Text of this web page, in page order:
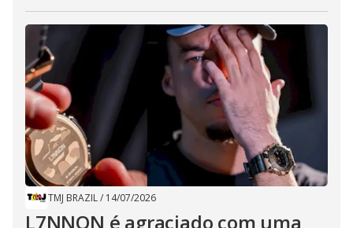
TMJ BRAZIL/ 14/07/2026
L7NNON é agraciado com uma